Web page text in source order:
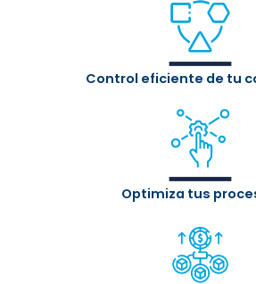
Control eficiente de tu
Optimiza tus